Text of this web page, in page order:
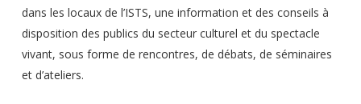
dans les locaux de l’ISTS, une information et des conseils à
disposition des publics du secteur culturel et du spectacle
vivant, sous forme de rencontres, de débats, de séminaires
et d’ateliers.